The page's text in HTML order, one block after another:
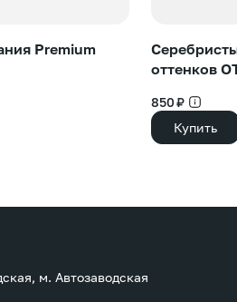
Premium
оттенков
850 ₽
Купить
м. Автозаводская